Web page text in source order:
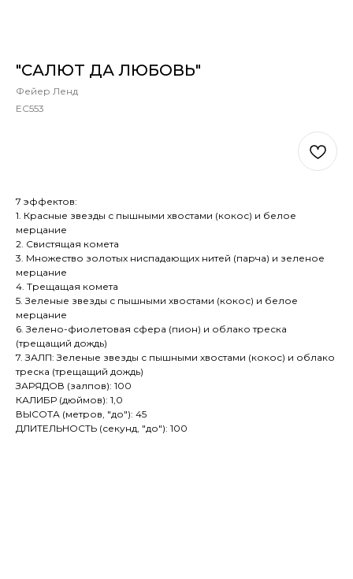
"САЛЮТ ДА ЛЮБОВЬ"
Фейер Ленд
ЕС553
7 эффектов:
1. Красные звезды с пышными хвостами (кокос) и белое
мерцание
2. Свистящая комета
3. Множество золотых ниспадающих нитей (парча) и зеленое
мерцание
4. Трещащая комета
5. Зеленые звезды с пышными хвостами (кокос) и белое
мерцание
6. Зелено-фиолетовая сфера (пион) и облако треска
(трещащий дождь)
7. ЗАЛП: Зеленые звезды с пышными хвостами (кокос) и облако
треска (трещащий дождь)
ЗАРЯДОВ (залпов): 100
КАЛИБР (дюймов): 1,0
ВЫСОТА (метров, "до"): 45
ДЛИТЕЛЬНОСТЬ (секунд, "до"): 100